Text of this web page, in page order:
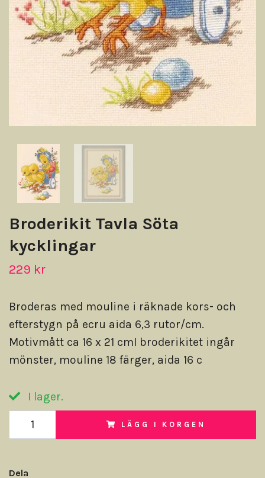
Broderikit Tavla Söta
kycklingar
229 kr
Broderas med mouline i räknade kors- och
efterstygn på ecru aida 6,3 rutor/cm.
Motivmått ca 16 x 21 cmI broderikitet ingår
mönster, mouline 18 färger, aida 16 c
I lager.
LÄGG I KORGEN
Dela